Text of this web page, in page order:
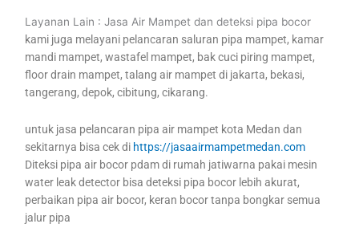
Layanan Lain : Jasa Air Mampet dan deteksi pipa bocor
kami juga melayani pelancaran saluran pipa mampet, kamar
mandi mampet, wastafel mampet, bak cuci piring mampet,
floor drain mampet, talang air mampet di jakarta, bekasi,
tangerang, depok, cibitung, cikarang.
untuk jasa pelancaran pipa air mampet kota Medan dan
sekitarnya bisa cek di https://jasaairmampetmedan.com
Diteksi pipa air bocor pdam di rumah jatiwarna pakai mesin
water leak detector bisa deteksi pipa bocor lebih akurat,
perbaikan pipa air bocor, keran bocor tanpa bongkar semua
jalur pipa